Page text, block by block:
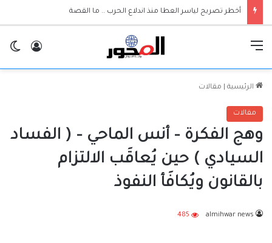
والي الجزيرة يعلن إعتماد الجامعات مرجعية لقرارات حكومة الولاية
الرئيسية مقالات
مقالات
وهج الفكرة – أنس الماحي – ( الفساد
السيادي ) حين يُعاقَب الالتزام
بالقانون ويُكافَأ النفوذ
almihwar news
485